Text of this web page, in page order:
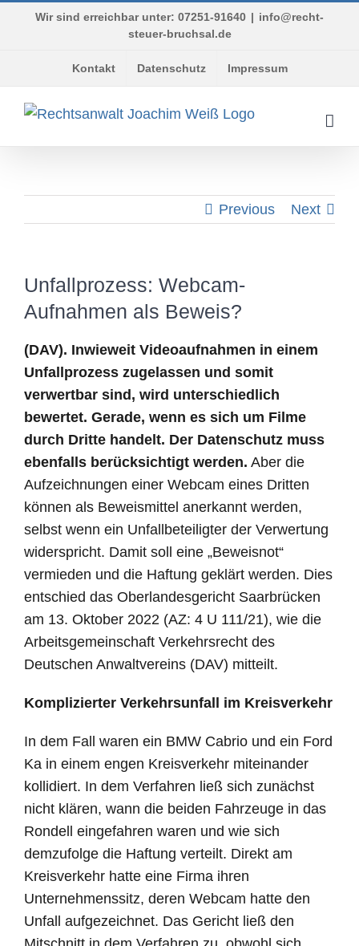
Wir sind erreichbar unter: 07251-91640 | info@recht-
steuer-bruchsal.de
Kontakt Datenschutz Impressum
Previous Next
Unfallprozess: Webcam-
Aufnahmen als Beweis?
(DAV). Inwieweit Videoaufnahmen in einem
Unfallprozess zugelassen und somit
verwertbar sind, wird unterschiedlich
bewertet. Gerade, wenn es sich um Filme
durch Dritte handelt. Der Datenschutz muss
ebenfalls berücksichtigt werden. Aber die
Aufzeichnungen einer Webcam eines Dritten
können als Beweismittel anerkannt werden,
selbst wenn ein Unfallbeteiligter der Verwertung
widerspricht. Damit soll eine „Beweisnot“
vermieden und die Haftung geklärt werden. Dies
entschied das Oberlandesgericht Saarbrücken
am 13. Oktober 2022 (AZ: 4 U 111/21), wie die
Arbeitsgemeinschaft Verkehrsrecht des
Deutschen Anwaltvereins (DAV) mitteilt.
Komplizierter Verkehrsunfall im Kreisverkehr
In dem Fall waren ein BMW Cabrio und ein Ford
Ka in einem engen Kreisverkehr miteinander
kollidiert. In dem Verfahren ließ sich zunächst
nicht klären, wann die beiden Fahrzeuge in das
Rondell eingefahren waren und wie sich
demzufolge die Haftung verteilt. Direkt am
Kreisverkehr hatte eine Firma ihren
Unternehmenssitz, deren Webcam hatte den
Unfall aufgezeichnet. Das Gericht ließ den